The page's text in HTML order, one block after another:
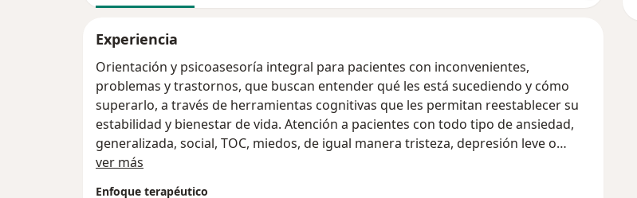
Experiencia
Orientación y psicoasesoría integral para pacientes con inconvenientes,
problemas y trastornos, que buscan entender qué les está sucediendo y cómo
superarlo, a través de herramientas cognitivas que les permitan reestablecer su
estabilidad y bienestar de vida. Atención a pacientes con todo tipo de ansiedad,
generalizada, social, TOC, miedos, de igual manera tristeza, depresión leve o
mayor, distimia. Problemas relacionales, de familia y pareja. Control emocional,
autoestima, autoconocimiento y proyecto de vida.
ver más
Enfoque terapéutico